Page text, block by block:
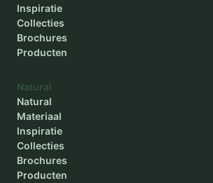
Inspiratie
Collecties
Brochures
Producten
Natural
Natural
Materiaal
Inspiratie
Collecties
Brochures
Producten